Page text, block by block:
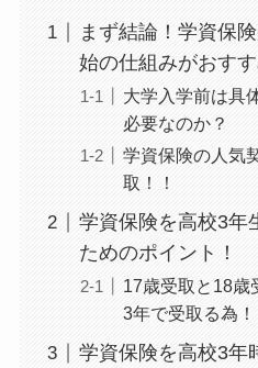
まず結論！学資保
始の仕組みがおすす
大学入学前は具
必要なのか？
学資保険の人気
取！！
学資保険を高校3年
ためのポイント！
17歳受取と18歳
3年で受取る為！
学資保険を高校3年